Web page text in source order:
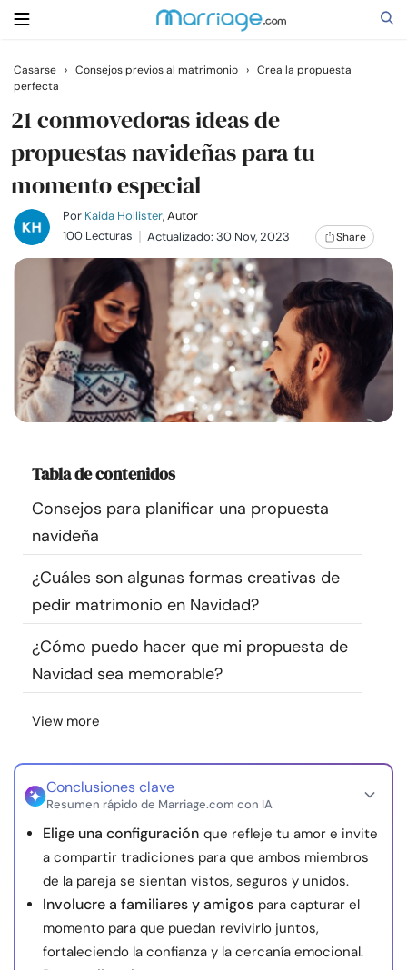
Buscar
Casarse
Relaciones
Familia
Ayuda
Cursos
Recursos
Comunidad
Encuentra un terapeuta
Idioma
Sobre nosotros Contáctanos Escríbenos
Publicidad con
nosotros
Casarse › Consejos previos al matrimonio › Crea la propuesta
perfecta
21 conmovedoras ideas de
propuestas navideñas para tu
momento especial
Por Kaida Hollister, Autor
100 Lecturas
Actualizado: 30 Nov, 2023 Share
Tabla de contenidos
Consejos para planificar una propuesta
navideña
¿Cuáles son algunas formas creativas de
pedir matrimonio en Navidad?
¿Cómo puedo hacer que mi propuesta de
Navidad sea memorable?
View more
Conclusiones clave
Resumen rápido de Marriage.com con IA
Elige una configuración que refleje tu amor e invite
a compartir tradiciones para que ambos miembros
de la pareja se sientan vistos, seguros y unidos.
Involucre a familiares y amigos para capturar el
momento para que puedan revivirlo juntos,
fortaleciendo la confianza y la cercanía emocional.